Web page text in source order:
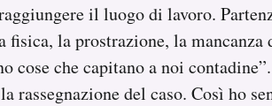
il luogo di lavoro.
fisica, la prostrazione, la
cose che capitano a noi
rassegnazione del caso. Così ho